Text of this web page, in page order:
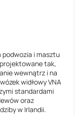
i masztu
tak,
wewnątrz i na
widłowy VNA
standardami
oraz
w Irlandii.